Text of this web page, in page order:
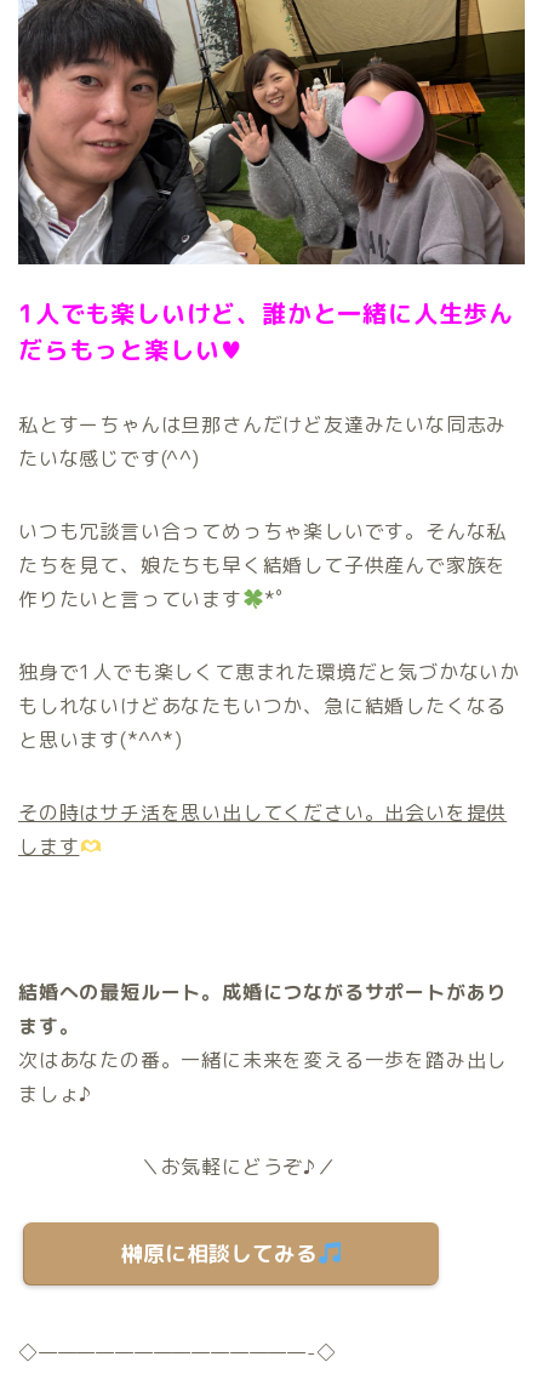
1人でも楽しいけど、誰かと一緒に人生歩ん
だらもっと楽しい♥️
私とすーちゃんは旦那さんだけど友達みたいな同志み
たいな感じです(^^)
いつも冗談言い合ってめっちゃ楽しいです。そんな私
たちを見て、娘たちも早く結婚して子供産んで家族を
作りたいと言っています
*゜
独身で1人でも楽しくて恵まれた環境だと気づかないか
もしれないけどあなたもいつか、急に結婚したくなる
と思います(*^^*)
その時はサチ活を思い出してください。出会いを提供
します
結婚への最短ルート。成婚につながるサポートがあり
ます。
次はあなたの番。一緒に未来を変える一歩を踏み出し
ましょ♪
＼お気軽にどうぞ♪／
榊原に相談してみる
◇——————————————-◇